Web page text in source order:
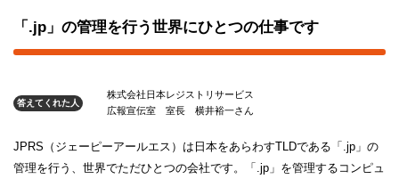
「.jp」の管理を行う世界にひとつの仕事です
答えてくれた人
株式会社日本レジストリサービス
広報宣伝室 室長 横井裕一さん
JPRS（ジェーピーアールエス）は日本をあらわすTLDである「.jp」の
管理を行う、世界でただひとつの会社です。「.jp」を管理するコンピュ